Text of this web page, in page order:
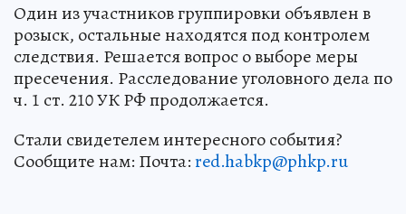
Один из участников группировки объявлен в
розыск, остальные находятся под контролем
следствия. Решается вопрос о выборе меры
пресечения. Расследование уголовного дела по
ч. 1 ст. 210 УК РФ продолжается.
Стали свидетелем интересного события?
Сообщите нам: Почта:red.habkp@phkp.ru